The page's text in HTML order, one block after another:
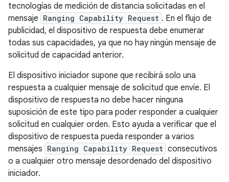
tecnologías de medición de distancia solicitadas en el
mensaje Ranging Capability Request . En el flujo de
publicidad, el dispositivo de respuesta debe enumerar
todas sus capacidades, ya que no hay ningún mensaje de
solicitud de capacidad anterior.
El dispositivo iniciador supone que recibirá solo una
respuesta a cualquier mensaje de solicitud que envíe. El
dispositivo de respuesta no debe hacer ninguna
suposición de este tipo para poder responder a cualquier
solicitud en cualquier orden. Esto ayuda a verificar que el
dispositivo de respuesta pueda responder a varios
mensajes Ranging Capability Request consecutivos
o a cualquier otro mensaje desordenado del dispositivo
iniciador.